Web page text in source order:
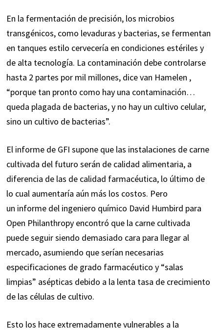
En la fermentación de precisión, los microbios
transgénicos, como levaduras y bacterias, se fermentan
en tanques estilo cervecería en condiciones estériles y
de alta tecnología. La contaminación debe controlarse
hasta 2 partes por mil millones, dicevan Hamelen ,
“porque tan pronto como hay una contaminación…
queda plagada de bacterias, y no hay un cultivo celular,
sino un cultivo de bacterias”.
El informe de GFI supone que las instalaciones de carne
cultivada del futuro serán de calidad alimentaria, a
diferencia de las de calidad farmacéutica, lo último de
lo cual aumentaría aún más los costos. Pero
un informedel ingeniero químico David Humbird para
Open Philanthropy encontró que la carne cultivada
puede seguir siendo demasiado cara para llegar al
mercado, asumiendo que serían necesarias
especificaciones de grado farmacéutico y “salas
limpias” asépticas debido a la lenta tasa de crecimiento
de las células de cultivo.
Esto los hace extremadamente vulnerables a la